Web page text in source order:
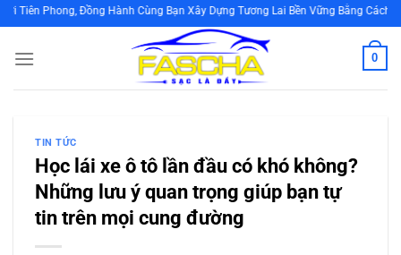
Bỏ
qua
nội
Hành Cùng Bạn Xây Dựng Tương Lai Bền Vững Bằng Cách Sử Dụng Năng
0
TIN TỨC
Học lái xe ô tô lần đầu có khó không?
Những lưu ý quan trọng giúp bạn tự
tin trên mọi cung đường